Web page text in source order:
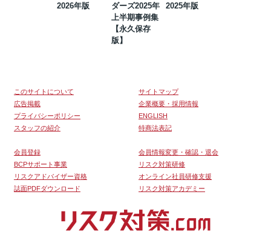
2026年版
ダーズ2025年
上半期事例集
【永久保存
版】
2025年版
このサイトについて
サイトマップ
広告掲載
企業概要・採用情報
プライバシーポリシー
ENGLISH
スタッフの紹介
特商法表記
会員登録
会員情報変更・確認・退会
BCPサポート事業
リスク対策研修
リスクアドバイザー資格
オンライン社員研修支援
誌面PDFダウンロード
リスク対策アカデミー